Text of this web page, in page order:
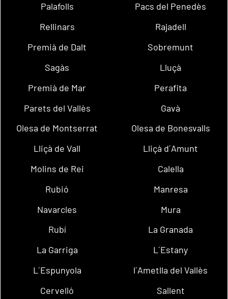
Palafolls
Pacs del Penedès
Rellinars
Rajadell
Premià de Dalt
Sobremunt
Sagàs
Lluçà
Premià de Mar
Perafita
Parets del Vallès
Gavà
Olesa de Montserrat
Olesa de Bonesvalls
Lliçà de Vall
Lliçà d´Amunt
Molins de Rei
Calella
Rubió
Manresa
Navarcles
Mura
Rubí
La Granada
La Garriga
L´Estany
L´Espunyola
l´Ametlla del Vallès
Cervelló
Sallent